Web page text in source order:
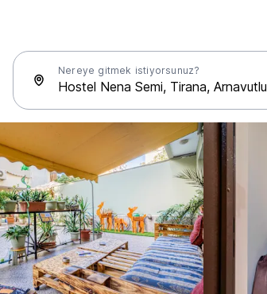
Nereye gitmek istiyorsunuz?